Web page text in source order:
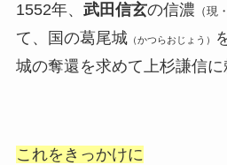
1552年、 武田信玄の信濃 （現
て、国の葛尾城（かつらおじょう）
城の奪還を求めて上杉謙信に
これをきっかけに